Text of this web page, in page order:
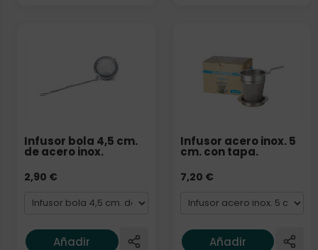
Infusor bola 4,5 cm.
de acero inox.
2,90 €
Añadir
Infusor acero inox. 5
cm. con tapa.
7,20 €
Añadir